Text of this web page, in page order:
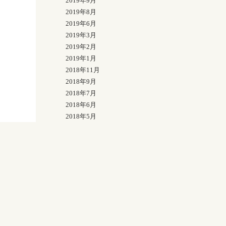
2019年8月
2019年6月
2019年3月
2019年2月
2019年1月
2018年11月
2018年9月
2018年7月
2018年6月
2018年5月